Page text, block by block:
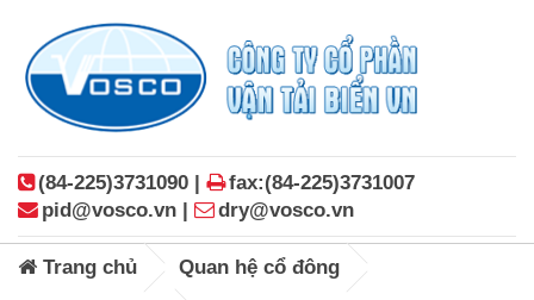
(84-225)3731090 |
fax:(84-225)3731007
pid@vosco.vn |
dry@vosco.vn
Trang chủ Quan hệ cổ đông